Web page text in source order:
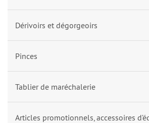
Dérivoirs et dégorgeoirs
Pinces
Tablier de maréchalerie
Articles promotionnels, accessoires